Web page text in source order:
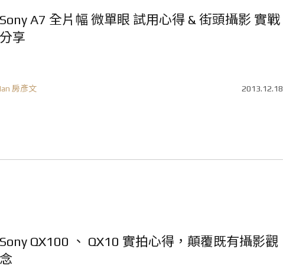
Sony A7 全片幅 微單眼 試用心得 & 街頭攝影 實戰
分享
Ian 房彥文 2013.12.18
Sony QX100 、 QX10 實拍心得，顛覆既有攝影觀
念